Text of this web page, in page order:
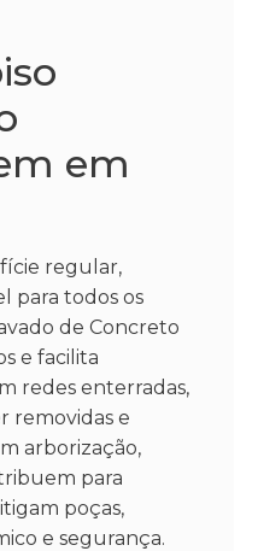
em
regular,
para todos os
de Concreto
e facilita
redes enterradas,
removidas e
arborização,
para
poças,
e segurança.